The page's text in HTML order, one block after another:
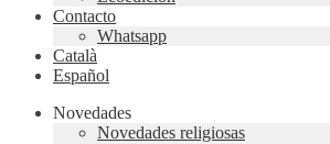
Contacto
Whatsapp
Català
Español
Novedades
Novedades religiosas